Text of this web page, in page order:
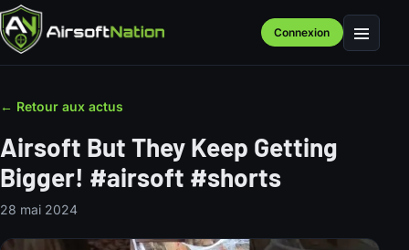
Connexion Menu
← Retour aux actus
Airsoft But They Keep Getting
Bigger! #airsoft #shorts
28 mai 2024